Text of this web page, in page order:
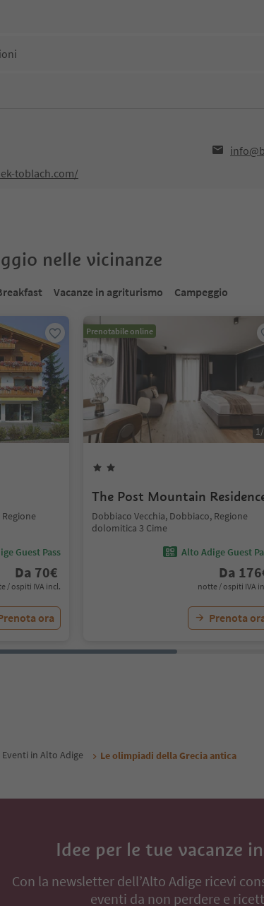
toblach.com/
nelle vicinanze
Vacanze in agriturismo Campeggio
Guest Pass
Da 70€
/ ospiti IVA incl.
ora
Prenotabile online
1/
The Post Mountain
Dobbiaco Vecchia, Dobbiaco, Regione
dolomitica 3 Cime
Alto Adige Guest
Da 176
notte / ospiti IVA
Prenota
Eventi in Alto Adige Le olimpiadi della Grecia antica
Idee per le tue vacanze
Con la newsletter dell’Alto Adige ricevi
eventi da non perdere e